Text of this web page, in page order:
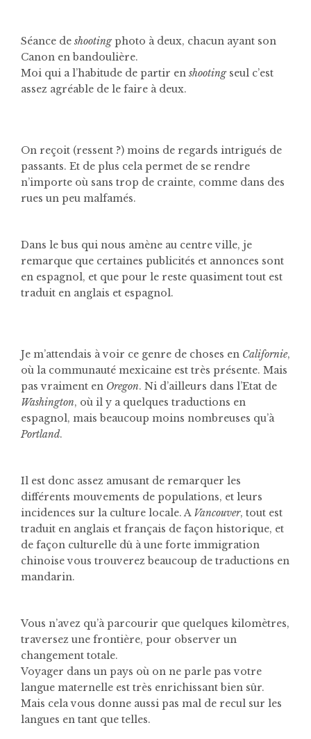
Séance de shootingphoto à deux, chacun ayant son
Canon en bandoulière.
Moi qui a l’habitude de partir en shootingseul c’est
assez agréable de le faire à deux.
On reçoit (ressent ?) moins de regards intrigués de
passants. Et de plus cela permet de se rendre
n’importe où sans trop de crainte, comme dans des
rues un peu malfamés.
Dans le bus qui nous amène au centre ville, je
remarque que certaines publicités et annonces sont
en espagnol, et que pour le reste quasiment tout est
traduit en anglais et espagnol.
Je m’attendais à voir ce genre de choses en Californie,
où la communauté mexicaine est très présente. Mais
pas vraiment en Oregon. Ni d’ailleurs dans l’Etat de
Washington, où il y a quelques traductions en
espagnol, mais beaucoup moins nombreuses qu’à
Portland.
Il est donc assez amusant de remarquer les
différents mouvements de populations, et leurs
incidences sur la culture locale. A Vancouver, tout est
traduit en anglais et français de façon historique, et
de façon culturelle dû à une forte immigration
chinoise vous trouverez beaucoup de traductions en
mandarin.
Vous n’avez qu’à parcourir que quelques kilomètres,
traversez une frontière, pour observer un
changement totale.
Voyager dans un pays où on ne parle pas votre
langue maternelle est très enrichissant bien sûr.
Mais cela vous donne aussi pas mal de recul sur les
langues en tant que telles.